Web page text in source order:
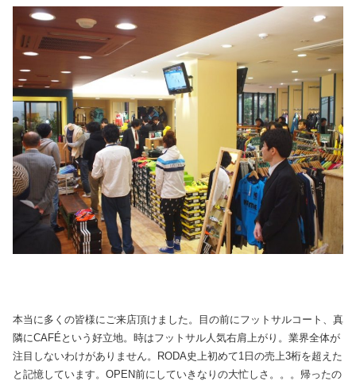
本当に多くの皆様にご来店頂けました。目の前にフットサルコート、真
隣にCAFÉという好立地。時はフットサル人気右肩上がり。業界全体が
注目しないわけがありません。RODA史上初めて1日の売上3桁を超えた
と記憶しています。OPEN前にしていきなりの大忙しさ。。。帰ったの